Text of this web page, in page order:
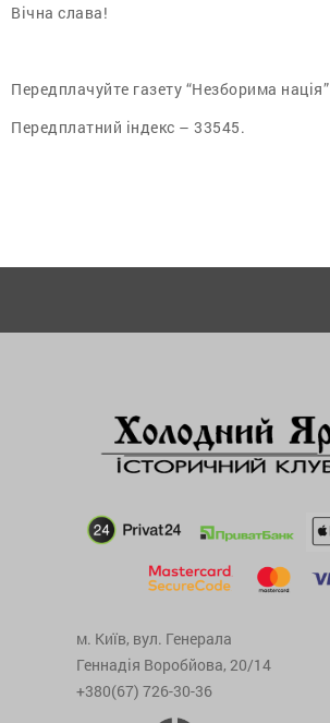
Вічна слава!
Передплачуйте газету “Незборима нація”
Передплатний індекс – 33545.
м. Київ, вул. Генерала
Геннадія Воробйова, 20/14
+380(67) 726-30-36